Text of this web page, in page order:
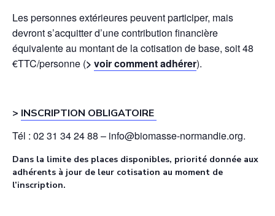
Les personnes extérieures peuvent participer, mais
devront s’acquitter d’une contribution financière
équivalente au montant de la cotisation de base, soit 48
€TTC/personne (> voir comment adhérer).
> INSCRIPTION OBLIGATOIRE
Tél : 02 31 34 24 88 – info@biomasse-normandie.org.
Dans la limite des places disponibles, priorité donnée aux
adhérents à jour de leur cotisation au moment de
l’inscription.